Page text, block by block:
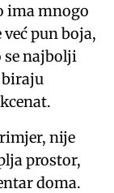
ima mnogo
pun boja,
najbolji
biraju
nije
prostor,
doma.